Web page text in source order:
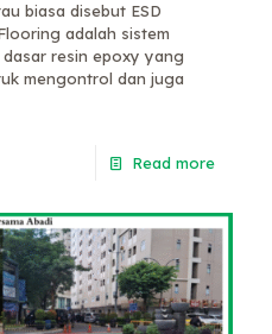
biasa disebut ESD
adalah sistem
resin epoxy yang
mengontrol dan juga
Read more